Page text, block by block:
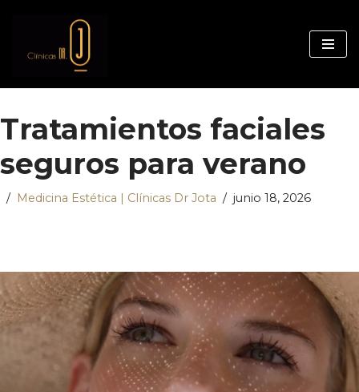
Tratamientos faciales
seguros para verano
Medicina Estética | Clínicas Dr Jota junio 18, 2026